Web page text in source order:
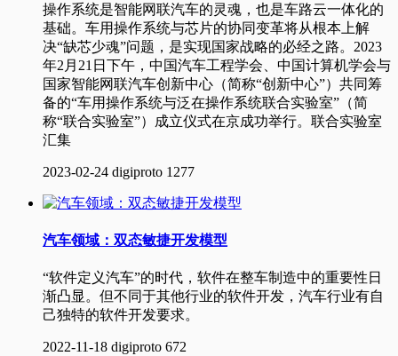
操作系统是智能网联汽车的灵魂，也是车路云一体化的
基础。车用操作系统与芯片的协同变革将从根本上解
决“缺芯少魂”问题，是实现国家战略的必经之路。2023
年2月21日下午，中国汽车工程学会、中国计算机学会与
国家智能网联汽车创新中心（简称“创新中心”）共同筹
备的“车用操作系统与泛在操作系统联合实验室”（简
称“联合实验室”）成立仪式在京成功举行。联合实验室
汇集
2023-02-24 digiproto 1277
汽车领域：双态敏捷开发模型
“软件定义汽车”的时代，软件在整车制造中的重要性日
渐凸显。但不同于其他行业的软件开发，汽车行业有自
己独特的软件开发要求。
2022-11-18 digiproto 672